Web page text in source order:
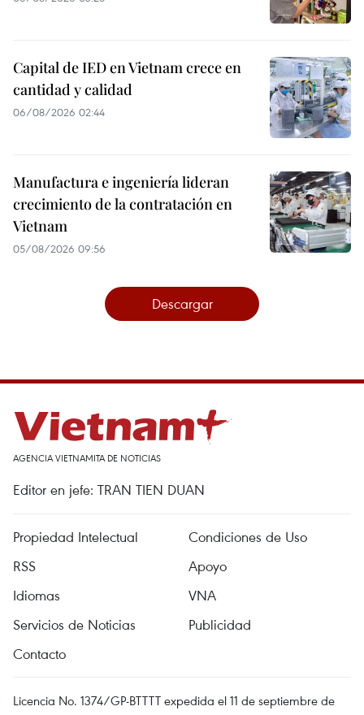
Capital de IED en Vietnam crece en
cantidad y calidad
06/08/2026 02:44
Manufactura e ingeniería lideran
crecimiento de la contratación en
Vietnam
05/08/2026 09:56
Descargar
AGENCIA VIETNAMITA DE NOTICIAS
Editor en jefe: TRAN TIEN DUAN
Propiedad Intelectual
Condiciones de Uso
RSS
Apoyo
Idiomas
VNA
Servicios de Noticias
Publicidad
Contacto
Licencia No. 1374/GP-BTTTT expedida el 11 de septiembre de